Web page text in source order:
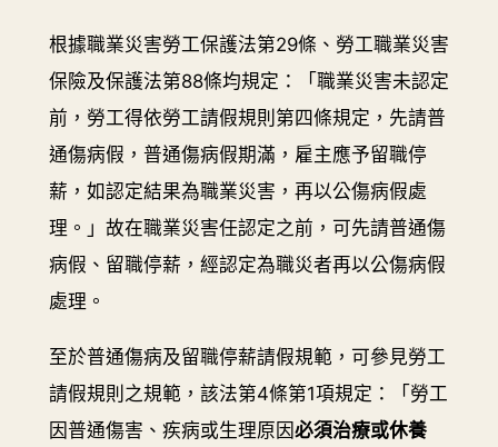
根據職業災害勞工保護法第29條、勞工職業災害
保險及保護法第88條均規定：「職業災害未認定
前，勞工得依勞工請假規則第四條規定，先請普
通傷病假，普通傷病假期滿，雇主應予留職停
薪，如認定結果為職業災害，再以公傷病假處
理。」故在職業災害任認定之前，可先請普通傷
病假、留職停薪，經認定為職災者再以公傷病假
處理。
至於普通傷病及留職停薪請假規範，可參見勞工
請假規則之規範，該法第4條第1項規定：「勞工
因普通傷害、疾病或生理原因必須治療或休養